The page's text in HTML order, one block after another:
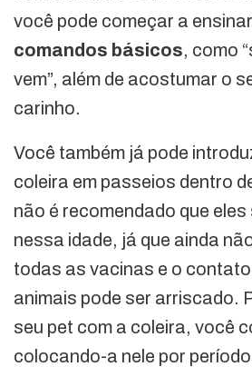
você pode começar a
comandos básicos, como
vem”, além de acostumar o
carinho.
Você também já pode
coleira em passeios dentro
não é recomendado que
nessa idade, já que ainda
todas as vacinas e o
animais pode ser arriscado.
seu pet com a coleira, você
colocando-a nele por